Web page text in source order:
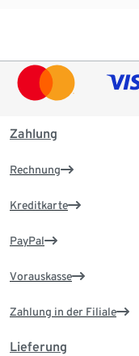
Zahlung
Rechnung
Kreditkarte
PayPal
Vorauskasse
Zahlung in der Filiale
Lieferung